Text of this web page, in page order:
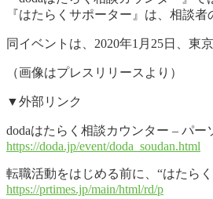
『はたらくサポーター』は、相談
同イベントは、2020年1月25日、東
（画像はプレスリリースより）
▼外部リンク
dodaはたらく相談カウンター – パ
https://doda.jp/event/doda_soudan.html
転職活動をはじめる前に、“はたら
https://prtimes.jp/main/html/rd/p